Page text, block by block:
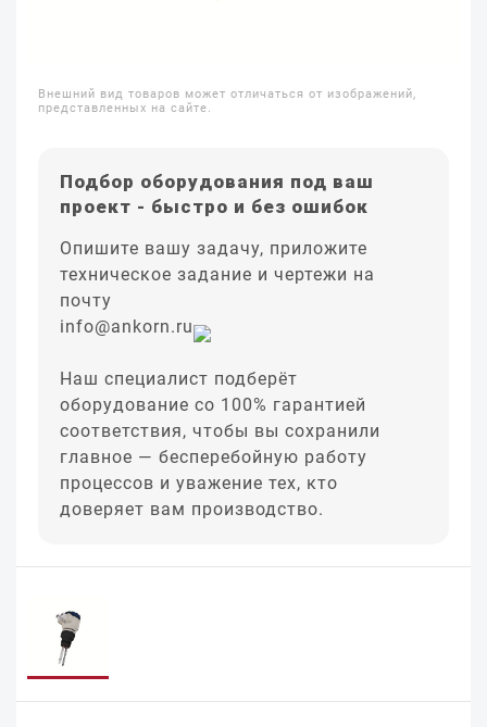
Внешний вид товаров может отличаться от изображений,
представленных на сайте.
Подбор оборудования под ваш
проект - быстро и без ошибок
Опишите вашу задачу, приложите
техническое задание и чертежи на
почту
info@ankorn.ru
Наш специалист подберёт
оборудование со 100% гарантией
соответствия, чтобы вы сохранили
главное — бесперебойную работу
процессов и уважение тех, кто
доверяет вам производство.